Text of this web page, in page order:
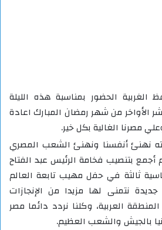
الحضور بمناسبة هذه الليلة
الأواخر من شهر رمضان المبارك اعادة
مصرنا الغالية بكل خير.
نهنئ أنفسنا ونهنئ الشعب المصري
أجمع بتنصيب فخامة الرئيس عبد الفتاح
ثالثة في حفل مهيب تابعة العالم
نتمنى لها مزيدا من الإنجازات
العربية، وكلنا نردد دائما مصر
بالجيش والشعب العظيم.